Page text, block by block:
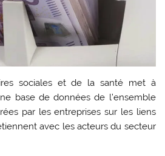
sociales et de la santé met à
base de données de l’ensemble
par les entreprises sur les liens
avec les acteurs du secteur